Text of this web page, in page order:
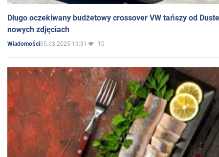
Długo oczekiwany budżetowy crossover VW tańszy od
nowych zdjęciach
Wiadomości05.03.2025 19:31 10